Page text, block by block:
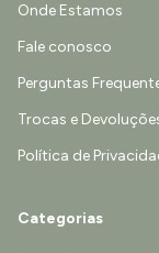
Onde Estamos
Fale conosco
Perguntas
Trocas e
Política de
Categorias